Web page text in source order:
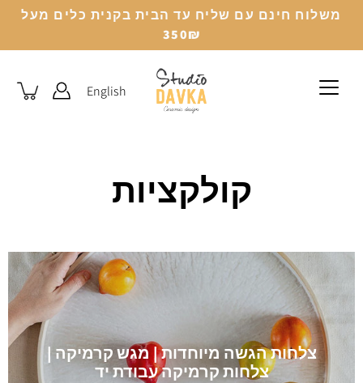
משלוח חינם עם שליח עד הבית בקנית כלים מעל
350₪
English
קולקציות
צלחות הגשה מיוחדות | מגש קרמיקה |
צלחות קרמיקה עבודת יד